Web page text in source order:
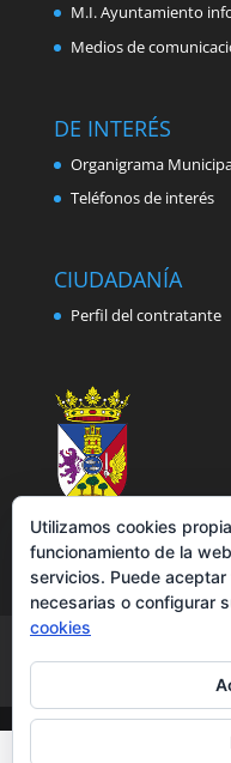
M.I. Ayuntamiento
Medios de
DE INTERÉS
Organigrama
Teléfonos de interés
CIUDADANÍA
Perfil del contratante
Política de
Utilizamos cookies
funcionamiento de la
servicios. Puede
necesarias o configurar
cookies